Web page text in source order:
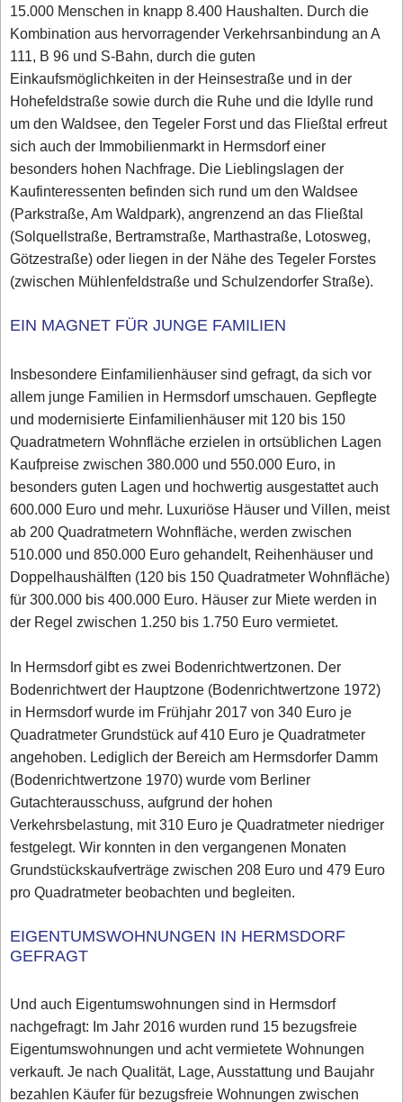
15.000 Menschen in knapp 8.400 Haushalten. Durch die
Kombination aus hervorragender Verkehrsanbindung an A
111, B 96 und S-Bahn, durch die guten
Einkaufsmöglichkeiten in der Heinsestraße und in der
Hohefeldstraße sowie durch die Ruhe und die Idylle rund
um den Waldsee, den Tegeler Forst und das Fließtal erfreut
sich auch der Immobilienmarkt in Hermsdorf einer
besonders hohen Nachfrage. Die Lieblingslagen der
Kaufinteressenten befinden sich rund um den Waldsee
(Parkstraße, Am Waldpark), angrenzend an das Fließtal
(Solquellstraße, Bertramstraße, Marthastraße, Lotosweg,
Götzestraße) oder liegen in der Nähe des Tegeler Forstes
(zwischen Mühlenfeldstraße und Schulzendorfer Straße).
EIN MAGNET FÜR JUNGE FAMILIEN
Insbesondere Einfamilienhäuser sind gefragt, da sich vor
allem junge Familien in Hermsdorf umschauen. Gepflegte
und modernisierte Einfamilienhäuser mit 120 bis 150
Quadratmetern Wohnfläche erzielen in ortsüblichen Lagen
Kaufpreise zwischen 380.000 und 550.000 Euro, in
besonders guten Lagen und hochwertig ausgestattet auch
600.000 Euro und mehr. Luxuriöse Häuser und Villen, meist
ab 200 Quadratmetern Wohnfläche, werden zwischen
510.000 und 850.000 Euro gehandelt, Reihenhäuser und
Doppelhaushälften (120 bis 150 Quadratmeter Wohnfläche)
für 300.000 bis 400.000 Euro. Häuser zur Miete werden in
der Regel zwischen 1.250 bis 1.750 Euro vermietet.
In Hermsdorf gibt es zwei Bodenrichtwertzonen. Der
Bodenrichtwert der Hauptzone (Bodenrichtwertzone 1972)
in Hermsdorf wurde im Frühjahr 2017 von 340 Euro je
Quadratmeter Grundstück auf 410 Euro je Quadratmeter
angehoben. Lediglich der Bereich am Hermsdorfer Damm
(Bodenrichtwertzone 1970) wurde vom Berliner
Gutachterausschuss, aufgrund der hohen
Verkehrsbelastung, mit 310 Euro je Quadratmeter niedriger
festgelegt. Wir konnten in den vergangenen Monaten
Grundstückskaufverträge zwischen 208 Euro und 479 Euro
pro Quadratmeter beobachten und begleiten.
EIGENTUMSWOHNUNGEN IN HERMSDORF
GEFRAGT
Und auch Eigentumswohnungen sind in Hermsdorf
nachgefragt: Im Jahr 2016 wurden rund 15 bezugsfreie
Eigentumswohnungen und acht vermietete Wohnungen
verkauft. Je nach Qualität, Lage, Ausstattung und Baujahr
bezahlen Käufer für bezugsfreie Wohnungen zwischen